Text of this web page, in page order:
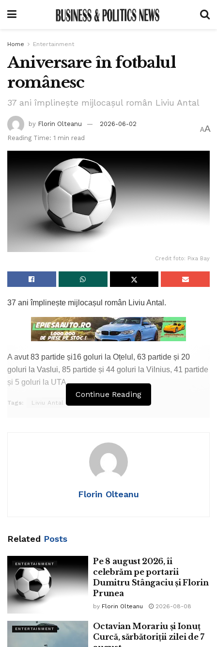
Home Entertainment
Aniversare în fotbalul
românesc
37 ani împlinește mijlocașul român Liviu Antal
by Florin Olteanu
2026-06-02
Reading Time: 1 min read
AA
Credit foto: Pixa Bay
37 ani împlinește mijlocașul român Liviu Antal.
A avut 83 partide și16 goluri la Oțelul, 63 partide și 20
goluri la Vaslui, 85 partide și 44 goluri la Vilnius, 41 partide
și 5 goluri la UTA.
Continue Reading
Tags: Liviu Antal
Florin Olteanu
Related Posts
ENTERTAINMENT
Pe 8 august 2026, îi
celebrăm pe portarii
Dumitru Stângaciu și Florin
Prunea
by Florin Olteanu 2026-08-08
ENTERTAINMENT
Octavian Morariu și Ionuț
Curcă, sărbătoriții zilei de 7